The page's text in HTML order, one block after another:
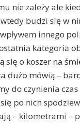
nie zależy ale
budzi się w
innego
kategoria
o koszer na
dużo mówią –
do czynienia
po nich
– kilometrami –